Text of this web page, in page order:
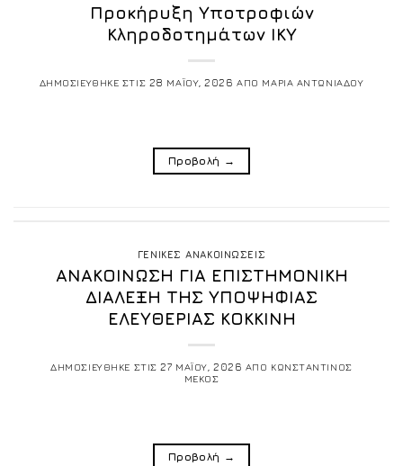
Προκήρυξη Υποτροφιών
Κληροδοτημάτων ΙΚΥ
ΔΗΜΟΣΙΕΥΘΗΚΕ ΣΤΙΣ 28 ΜΑΪΟΥ, 2026 ΑΠΟ ΜΑΡΙΑ ΑΝΤΩΝΙΑΔΟΥ
Προβολή →
ΓΕΝΙΚΕΣ ΑΝΑΚΟΙΝΩΣΕΙΣ
ΑΝΑΚΟΙΝΩΣΗ ΓΙΑ ΕΠΙΣΤΗΜΟΝΙΚΗ
ΔΙΑΛΕΞΗ TΗΣ ΥΠΟΨΗΦΙΑΣ
ΕΛΕΥΘΕΡΙΑΣ ΚΟΚΚΙΝΗ
ΔΗΜΟΣΙΕΥΘΗΚΕ ΣΤΙΣ27 ΜΑΪΟΥ, 2026 ΑΠΟ ΚΩΝΣΤΑΝΤΙΝΟΣ
ΜΕΚΟΣ
Προβολή →